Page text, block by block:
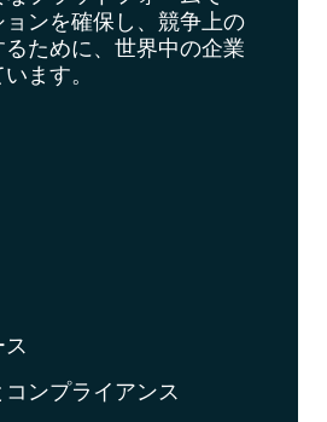
ンを確保し、競争上の
ために、世界中の企業
ます。
ンプライアンス